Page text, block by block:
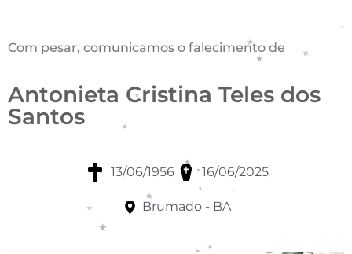
Com pesar, comunicamos o falecimento de
Antonieta Cristina Teles dos
Santos
13/06/1956 16/06/2025
Brumado - BA